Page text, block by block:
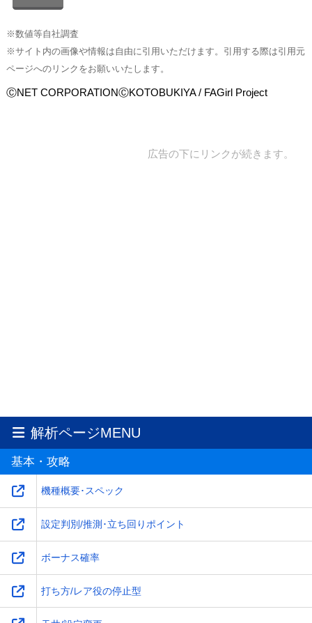
※数値等自社調査
※サイト内の画像や情報は自由に引用いただけます。引用する際は引用元
ページへのリンクをお願いいたします。
ⒸNET CORPORATIONⒸKOTOBUKIYA / FAGirl Project
広告の下にリンクが続きます。
解析ページMENU
基本・攻略
機種概要･スペック
設定判別/推測･立ち回りポイント
ボーナス確率
打ち方/レア役の停止型